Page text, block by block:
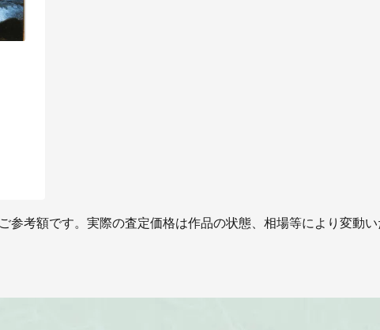
考額です。実際の査定価格は作品の状態、相場等により変動い